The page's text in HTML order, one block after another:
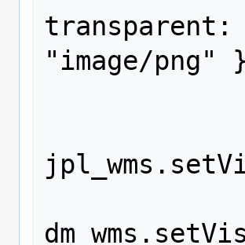
"image/png"